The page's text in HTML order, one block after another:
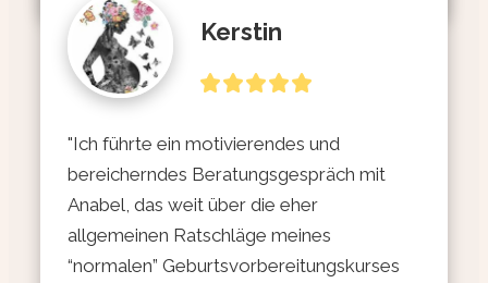
Kerstin
"Ich führte ein motivierendes und
bereicherndes Beratungsgespräch mit
Anabel, das weit über die eher
allgemeinen Ratschläge meines
“normalen” Geburtsvorbereitungskurses